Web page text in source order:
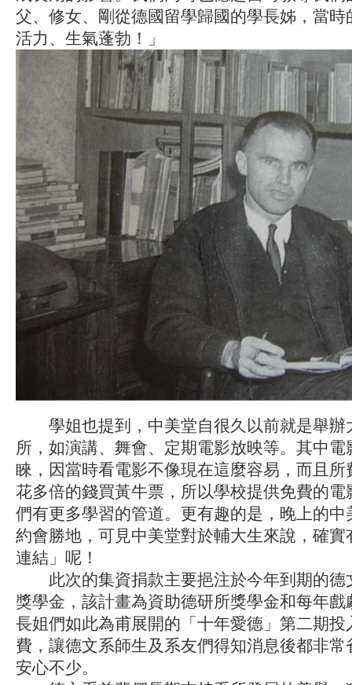
父、修女、剛從德國留學歸國的學長姊，當時
活力、生氣蓬勃！」
學姐也提到，中美堂自很久以前就是舉辦
所，如演講、舞會、定期電影放映等。其中
睞，因當時看電影不像現在這麼容易，而且所
花多倍的錢買黃牛票，所以學校提供免費的電
們有更多學習的管道。更有趣的是，晚上的中
約會勝地，可見中美堂對於輔大生來說，確實
連結」呢！
此次的集資捐款主要挹注於今年到期的德
獎學金，該計畫為資助德研所獎學金和每年
長姐們如此為甫展開的「十年愛德」第二期投
費，讓德文系師生及系友們得知消息後都非
安心不少。